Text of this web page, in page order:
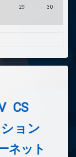
29 30
CS
ョン
ネット